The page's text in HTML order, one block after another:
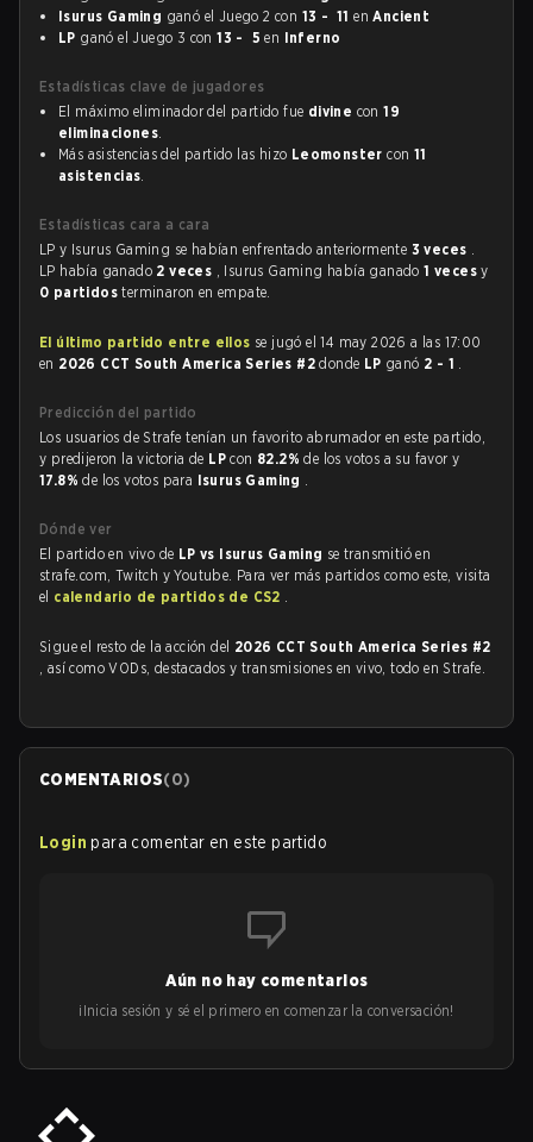
Isurus Gaming ganó el Juego 2 con 13 - 11 enAncient
LP ganó el Juego 3 con13 - 5 en Inferno
Estadísticas clave de jugadores
El máximo eliminador del partido fue divine con19
eliminaciones.
Más asistencias del partido las hizo Leomonster con 11
asistencias.
Estadísticas cara a cara
LP y Isurus Gaming se habían enfrentado anteriormente 3 veces .
LP había ganado 2 veces , Isurus Gaming había ganado1 vecesy
0 partidosterminaron en empate.
El último partido entre ellos se jugó el 14 may 2026 a las 17:00
en 2026 CCT South America Series #2donde LP ganó 2 - 1 .
Predicción del partido
Los usuarios de Strafe tenían un favorito abrumador en este partido,
y predijeron la victoria de LPcon 82.2%de los votos a su favor y
17.8%de los votos para Isurus Gaming .
Dónde ver
El partido en vivo de LP vs Isurus Gaming se transmitió en
strafe.com, Twitch y Youtube. Para ver más partidos como este, visita
el calendario de partidos de CS2 .
Sigue el resto de la acción del 2026 CCT South America Series #2
, así como VODs, destacados y transmisiones en vivo, todo en Strafe.
COMENTARIOS(0)
Login para comentar en este partido
Aún no hay comentarios
¡Inicia sesión y sé el primero en comenzar la conversación!